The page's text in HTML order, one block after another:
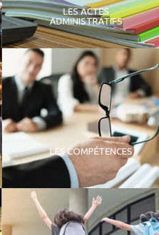
LES ACTES
ADMINISTRATIFS
LES COMPÉTENCES